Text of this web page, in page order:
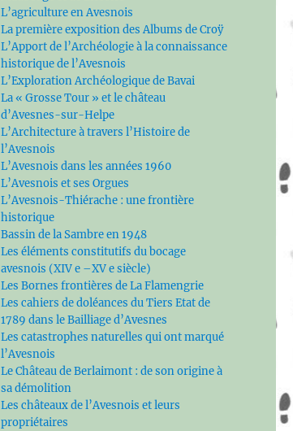
L’agriculture en Avesnois
La première exposition des Albums de Croÿ
L’Apport de l’Archéologie à la connaissance
historique de l’Avesnois
L’Exploration Archéologique de Bavai
La « Grosse Tour » et le château
d’Avesnes-sur-Helpe
L’Architecture à travers l’Histoire de
l’Avesnois
L’Avesnois dans les années 1960
L’Avesnois et ses Orgues
L’Avesnois-Thiérache : une frontière
historique
Bassin de la Sambre en 1948
Les éléments constitutifs du bocage
avesnois (XIV e –XV e siècle)
Les Bornes frontières de La Flamengrie
Les cahiers de doléances du Tiers Etat de
1789 dans le Bailliage d’Avesnes
Les catastrophes naturelles qui ont marqué
l’Avesnois
Le Château de Berlaimont : de son origine à
sa démolition
Les châteaux de l’Avesnois et leurs
propriétaires